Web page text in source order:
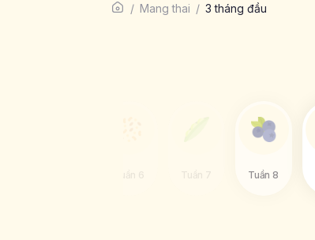
Mang thai 3 tháng đầu
Tuần 8